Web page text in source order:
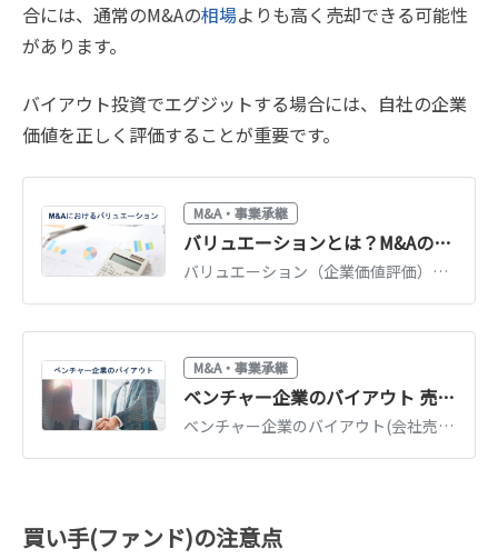
合には、通常のM&Aの相場よりも高く売却できる可能性
があります。
バイアウト投資でエグジットする場合には、自社の企業
価値を正しく評価することが重要です。
M&A・事業承継
バリュエーションとは？M&Aの企業価値評価3つのアプローチを図解で解説
バリュエーション（企業価値評価）の3つのアプローチ（インカム・マーケット・コスト）を図解で解説。DCF法・マルチプル法・時価純資産法の使い分けと相場観がわかります。
M&A・事業承継
ベンチャー企業のバイアウト 売却額の決め方やポイントを徹底解説
ベンチャー企業のバイアウト(会社売却)は出口戦略の1つであり、IPOとはメリットやデメリットが異なります。バイアウトにおける売却金額の決定方法や高値での売却可能性を高めるポイントを図解で解説します。（公認会計士 西田綱一 監修）
買い手(ファンド)の注意点